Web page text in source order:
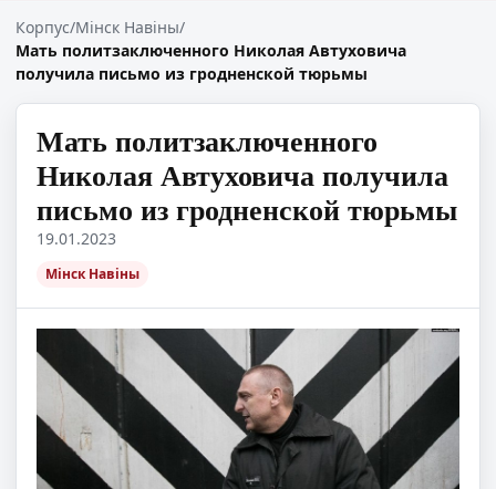
Корпус/Мінск Навіны/
Мать политзаключенного Николая Автуховича
получила письмо из гродненской тюрьмы
Мать политзаключенного
Николая Автуховича получила
письмо из гродненской тюрьмы
19.01.2023
Мінск Навіны